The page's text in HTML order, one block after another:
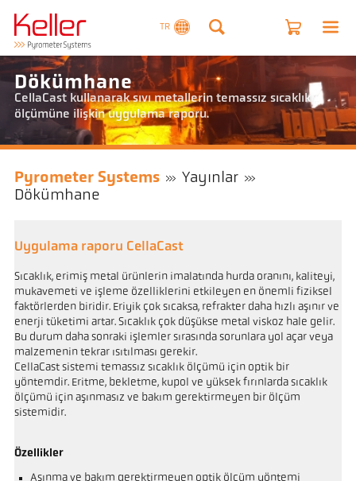
TR
Dökümhane
CellaCast kullanarak sıvı metallerin temassız sıcaklık
ölçümüne ilişkin uygulama raporu.
Pyrometer Systems
Yayınlar
Dökümhane
Uygulama raporu CellaCast
Sıcaklık, erimiş metal ürünlerin imalatında hurda oranını, kaliteyi,
mukavemeti ve işleme özelliklerini etkileyen en önemli fiziksel
faktörlerden biridir. Eriyik çok sıcaksa, refrakter daha hızlı aşınır ve
enerji tüketimi artar. Sıcaklık çok düşükse metal viskoz hale gelir.
Bu durum daha sonraki işlemler sırasında sorunlara yol açar veya
malzemenin tekrar ısıtılması gerekir.
CellaCast sistemi temassız sıcaklık ölçümü için optik bir
yöntemdir. Eritme, bekletme, kupol ve yüksek fırınlarda sıcaklık
ölçümü için aşınmasız ve bakım gerektirmeyen bir ölçüm
sistemidir.
Özellikler
Aşınma ve bakım gerektirmeyen optik ölçüm yöntemi